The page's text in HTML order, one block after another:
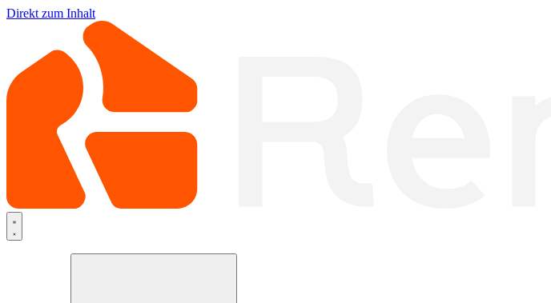
Direkt zum Inhalt